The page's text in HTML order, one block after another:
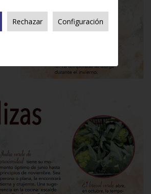
Rechazar Configuración